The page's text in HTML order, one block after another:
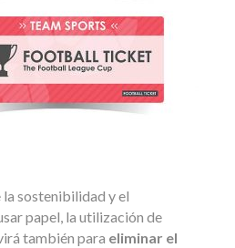
la sostenibilidad y el
papel, la utilización de
también para eliminar el